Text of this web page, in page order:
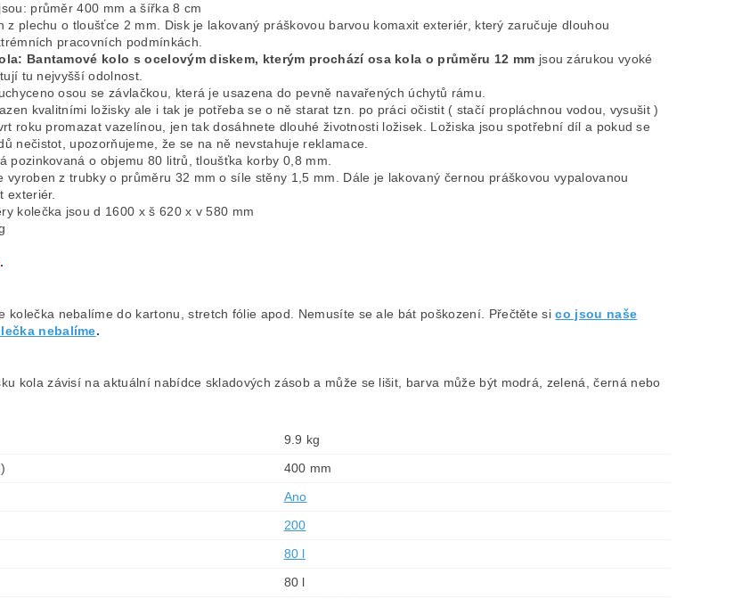
průměr 400 mm a šířka 8 cm
z plechu o tloušťce 2 mm. Disk je lakovaný práškovou barvou komaxit exteriér, který zaručuje dlouhou
pracovních podmínkách.
Bantamové kolo s ocelovým diskem, kterým prochází osa kola o průměru 12 mm jsou zárukou vyoké
tu nejvyšší odolnost.
osou se závlačkou, která je usazena do pevně navařených úchytů rámu.
kvalitními ložisky ale i tak je potřeba se o ně starat tzn. po práci očistit ( stačí propláchnou vodou, vysušit )
roku promazat vazelínou, jen tak dosáhnete dlouhé životnosti ložisek. Ložiska jsou spotřební díl a pokud se
nečistot, upozorňujeme, že se na ně nevstahuje reklamace.
pozinkovaná o objemu 80 litrů, tloušťka korby 0,8 mm.
vyroben z trubky o průměru 32 mm o síle stěny 1,5 mm. Dále je lakovaný černou práškovou vypalovanou
exteriér.
kolečka jsou d 1600 x š 620 x v 580 mm
.
kolečka nebalíme do kartonu, stretch fólie apod. Nemusíte se ale bát poškození. Přečtěte si co jsou naše
nebalíme.
kola závisí na aktuální nabídce skladových zásob a může se lišit, barva může být modrá, zelená, černá nebo
9.9 kg
400 mm
Ano
200
80 l
80 l